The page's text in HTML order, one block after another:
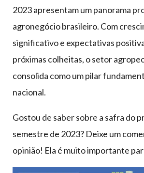
2023 apresentam um panorama
agronegócio brasileiro. Com
significativo e expectativas
próximas colheitas, o setor
consolida como um pilar
nacional.
Gostou de saber sobre a safra do
semestre de 2023? Deixe um
opinião! Ela é muito importante